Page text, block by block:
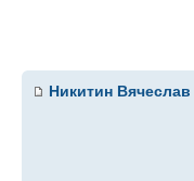
Никитин Вячеслав